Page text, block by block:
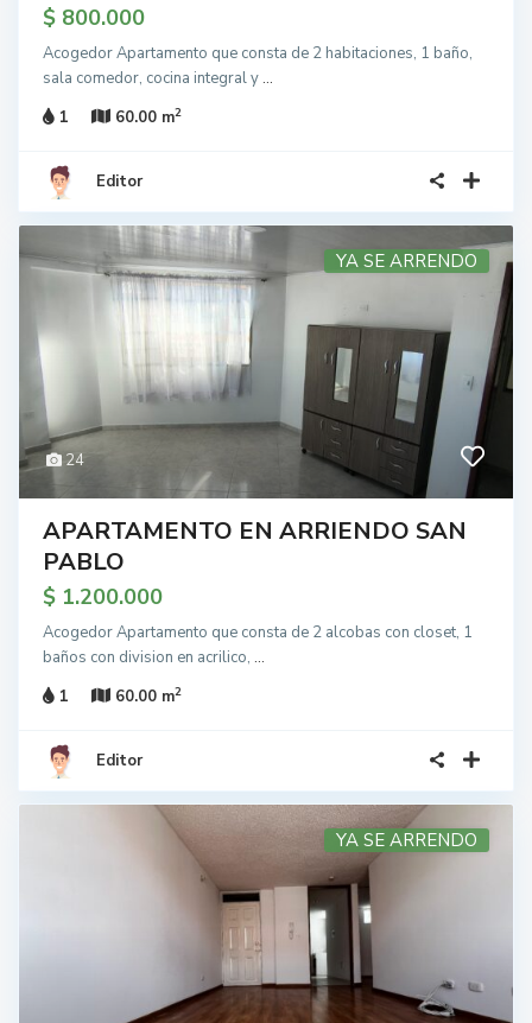
$ 800.000
Acogedor Apartamento que consta de 2 habitaciones, 1 baño,
sala comedor, cocina integral y...
1
60.00 m2
Editor
24
YA SE ARRENDO
APARTAMENTO EN ARRIENDO SAN
PABLO
$ 1.200.000
Acogedor Apartamento que consta de 2 alcobas con closet, 1
baños con division en acrilico, ...
1
60.00 m2
Editor
YA SE ARRENDO